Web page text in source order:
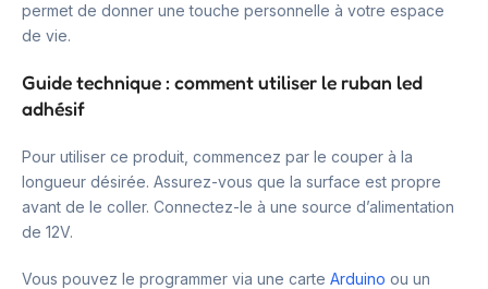
permet de donner une touche personnelle à votre espace
de vie.
Guide technique : comment utiliser le ruban led
adhésif
Pour utiliser ce produit, commencez par le couper à la
longueur désirée. Assurez-vous que la surface est propre
avant de le coller. Connectez-le à une source d’alimentation
de 12V.
Vous pouvez le programmer via une carte Arduino ou un